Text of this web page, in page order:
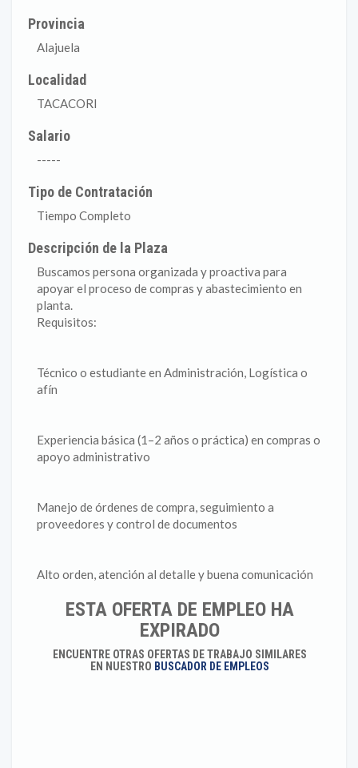
Provincia
Alajuela
Localidad
TACACORI
Salario
-----
Tipo de Contratación
Tiempo Completo
Descripción de la Plaza
Buscamos persona organizada y proactiva para
apoyar el proceso de compras y abastecimiento en
planta.
Requisitos:
Técnico o estudiante en Administración, Logística o
afín
Experiencia básica (1–2 años o práctica) en compras o
apoyo administrativo
Manejo de órdenes de compra, seguimiento a
proveedores y control de documentos
Alto orden, atención al detalle y buena comunicación
ESTA OFERTA DE EMPLEO HA
EXPIRADO
ENCUENTRE OTRAS OFERTAS DE TRABAJO SIMILARES
EN NUESTRO BUSCADOR DE EMPLEOS